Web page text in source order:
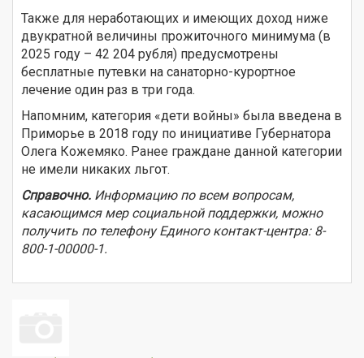
Также для неработающих и имеющих доход ниже
двукратной величины прожиточного минимума (в
2025 году – 42 204 рубля) предусмотрены
бесплатные путевки на санаторно-курортное
лечение один раз в три года.
Напомним, категория «дети войны» была введена в
Приморье в 2018 году по инициативе Губернатора
Олега Кожемяко. Ранее граждане данной категории
не имели никаких льгот.
Справочно. Информацию по всем вопросам,
касающимся мер социальной поддержки, можно
получить по телефону Единого контакт-центра: 8-
800-1-00000-1.